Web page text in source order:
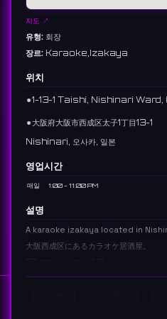
지도 ↗
유형: 회장
장르: Karaoke,Izakaya
위치
⚫︎1-13-1 Taishi, Nishinari
⚫︎大阪府大阪市西成区太子1丁目13-1
Nishinari, 오사카, 일본
영업시간
매일 1:00 - 11:00 PM
설명
A karaoke izakaya located in
大阪西成区にあるカラオケ居酒屋。